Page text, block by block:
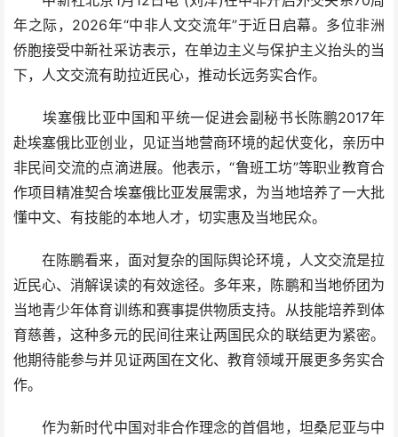
年之际，2026年“中非人文交流年”于近日启幕。多位非洲
侨胞接受中新社采访表示，在单边主义与保护主义抬头的当
下，人文交流有助拉近民心，推动长远务实合作。
埃塞俄比亚中国和平统一促进会副秘书长陈鹏2017年
赴埃塞俄比亚创业，见证当地营商环境的起伏变化，亲历中
非民间交流的点滴进展。他表示，“鲁班工坊”等职业教育合
作项目精准契合埃塞俄比亚发展需求，为当地培养了一大批
懂中文、有技能的本地人才，切实惠及当地民众。
在陈鹏看来，面对复杂的国际舆论环境，人文交流是拉
近民心、消解误读的有效途径。多年来，陈鹏和当地侨团为
当地青少年体育训练和赛事提供物质支持。从技能培养到体
育慈善，这种多元的民间往来让两国民众的联结更为紧密。
他期待能参与并见证两国在文化、教育领域开展更多务实合
作。
作为新时代中国对非合作理念的首倡地，坦桑尼亚与中
非洲侨胞：盼中非人文交流年促务
实合作新气象